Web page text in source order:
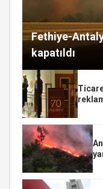
Fethiye-
kapatıldı